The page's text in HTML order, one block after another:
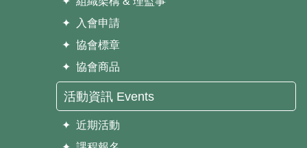
✦ 入會申請
✦ 協會標章
✦ 協會商品
活動資訊 Events
✦ 近期活動